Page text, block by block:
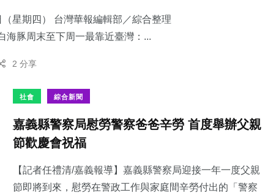
星期四） 台灣華報編輯部／綜合整理
至下周一最靠近臺灣：...
2 分享
社會 綜合新聞
嘉義縣警察局慰勞警察爸爸辛勞 首度舉辦父親
節歡慶會祝福
【記者任禮清/嘉義報導】嘉義縣警察局迎接一年一度父親
節即將到來，慰勞在警政工作與家庭間辛勞付出的「警察
2+
大陸 綜合新聞 健康